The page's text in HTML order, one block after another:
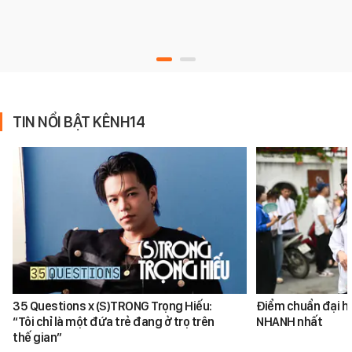
TIN NỔI BẬT KÊNH14
35 Questions x (S)TRONG Trọng Hiếu:
“Tôi chỉ là một đứa trẻ đang ở trọ trên
thế gian”
Điểm chuẩn đại
NHANH nhất